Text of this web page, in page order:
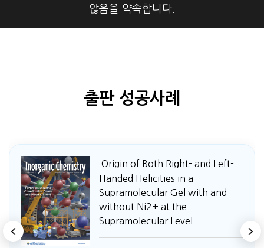
않음을 약속합니다.
출판 성공사례
Origin of Both Right- and Left-
Handed Helicities in a
Supramolecular Gel with and
without Ni2+ at the
Supramolecular Level